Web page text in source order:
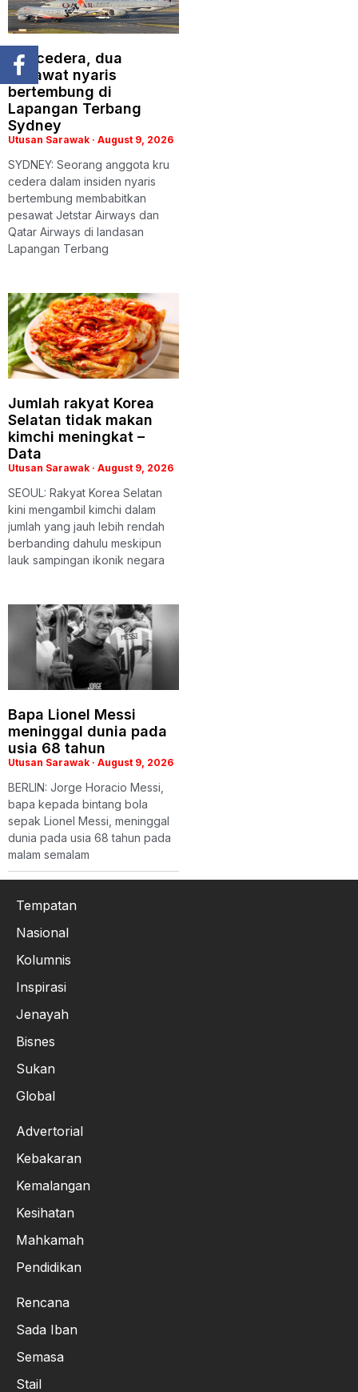
Kru cedera, dua
pesawat nyaris
bertembung di
Lapangan Terbang
Sydney
Utusan Sarawak August 9, 2026
SYDNEY: Seorang anggota kru
cedera dalam insiden nyaris
bertembung membabitkan
pesawat Jetstar Airways dan
Qatar Airways di landasan
Lapangan Terbang
Jumlah rakyat Korea
Selatan tidak makan
kimchi meningkat –
Data
Utusan Sarawak August 9, 2026
SEOUL: Rakyat Korea Selatan
kini mengambil kimchi dalam
jumlah yang jauh lebih rendah
berbanding dahulu meskipun
lauk sampingan ikonik negara
Bapa Lionel Messi
meninggal dunia pada
usia 68 tahun
Utusan Sarawak August 9, 2026
BERLIN: Jorge Horacio Messi,
bapa kepada bintang bola
sepak Lionel Messi, meninggal
dunia pada usia 68 tahun pada
malam semalam
Tempatan
Nasional
Kolumnis
Inspirasi
Jenayah
Bisnes
Sukan
Global
Advertorial
Kebakaran
Kemalangan
Kesihatan
Mahkamah
Pendidikan
Rencana
Sada Iban
Semasa
Stail